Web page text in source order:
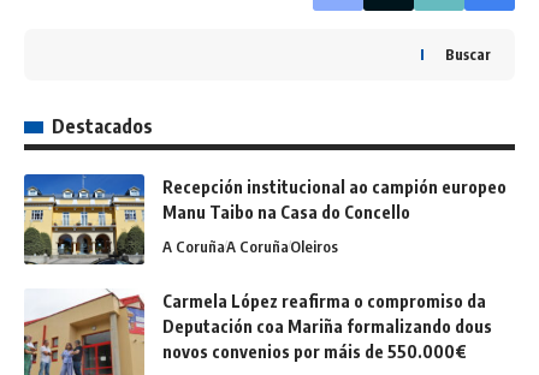
Buscar
Destacados
Recepción institucional ao campión europeo
Manu Taibo na Casa do Concello
A CoruñaA CoruñaOleiros
Carmela López reafirma o compromiso da
Deputación coa Mariña formalizando dous
novos convenios por máis de 550.000€